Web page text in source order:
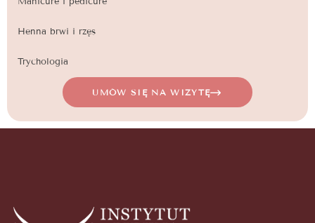
Henna brwi i rzęs
Trychologia
UMÓW SIĘ NA WIZYTĘ